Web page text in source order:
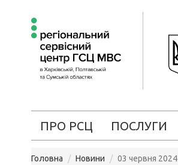
ПРО РСЦ ПОСЛУГИ
Головна Новини 03 червня 2024